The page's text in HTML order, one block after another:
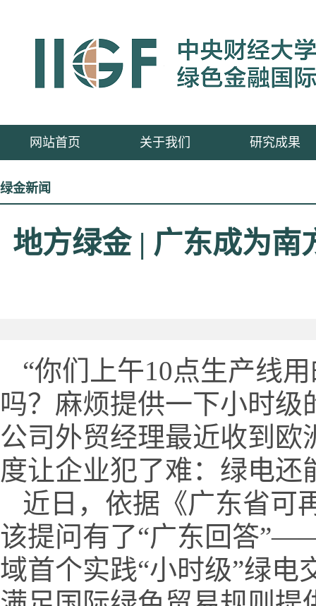
网站首页 关于我们 研究成果
绿金新闻
地方绿金 | 广东成为南
“你们上午10点生产线
吗？麻烦提供一下小时
公司外贸经理最近收到
度让企业犯了难：绿电还
近日，依据《广东省可
该提问有了“广东回答
域首个实践“小时级”绿